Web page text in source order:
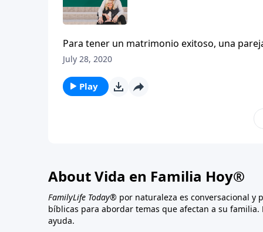
Para tener un matrimonio exitoso, una
la única forma de hacerlo es tener una
la otra persona no es opcional para un
personas que simplemente no entienden lo
July 28, 2020
Play
About Vida en Familia Hoy®
FamilyLife Today® por naturaleza es conversacional y
bíblicas para abordar temas que afectan a su
ayuda.